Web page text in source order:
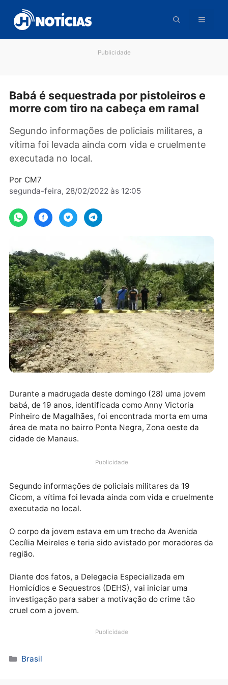
para
conteúdo
Babá é sequestrada por pistoleiros e
Segundo informações de policiais militares, a
vítima foi levada ainda com vida e cruelmente
executada no local.
Por
segunda-feira, 28/02/2022 às 12:05
Durante a madrugada deste domingo (28) uma jovem
Pinheiro de Magalhães, foi encontrada morta em
cidade de Manaus.
Segundo informações de policiais militares da 19
Cicom, a vítima foi levada ainda com vida e
O corpo da jovem estava em um trecho da Avenida
Cecília Meireles e teria sido avistado por moradores
região.
Homicídios e Sequestros (DEHS), vai iniciar uma
investigação para saber a motivação do crime tão